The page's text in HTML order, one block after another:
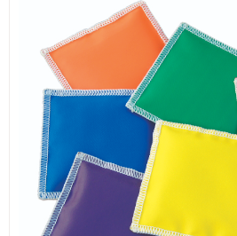
ИЗКУСТВА
МЕБЕЛИ И
КАНЦЕЛАРСКИ
КНИГИ И